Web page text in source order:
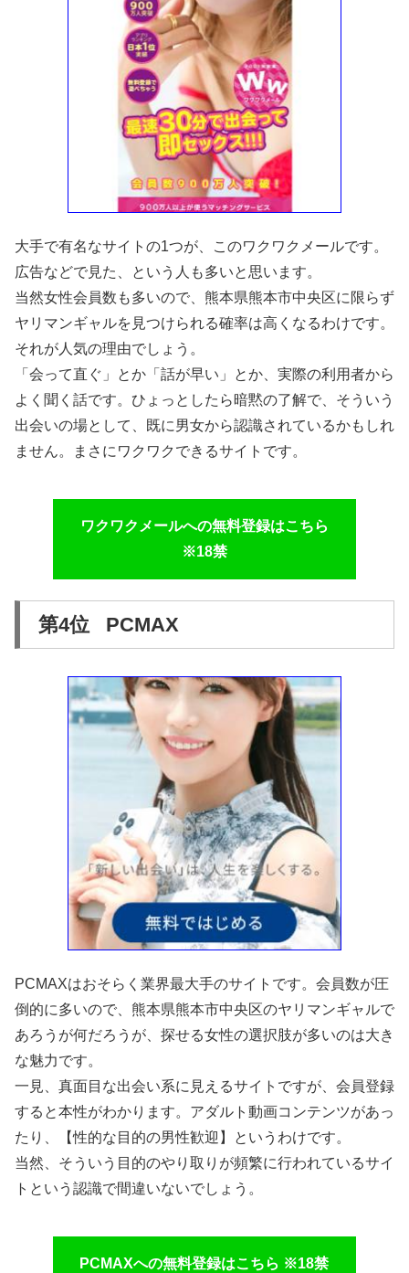
大手で有名なサイトの1つが、このワクワクメールです。
広告などで見た、という人も多いと思います。
当然女性会員数も多いので、熊本県熊本市中央区に限らず
ヤリマンギャルを見つけられる確率は高くなるわけです。
それが人気の理由でしょう。
「会って直ぐ」とか「話が早い」とか、実際の利用者から
よく聞く話です。ひょっとしたら暗黙の了解で、そういう
出会いの場として、既に男女から認識されているかもしれ
ません。まさにワクワクできるサイトです。
ワクワクメールへの無料登録はこちら
※18禁
第4位 PCMAX
PCMAXはおそらく業界最大手のサイトです。会員数が圧
倒的に多いので、熊本県熊本市中央区のヤリマンギャルで
あろうが何だろうが、探せる女性の選択肢が多いのは大き
な魅力です。
一見、真面目な出会い系に見えるサイトですが、会員登録
すると本性がわかります。アダルト動画コンテンツがあっ
たり、【性的な目的の男性歓迎】というわけです。
当然、そういう目的のやり取りが頻繁に行われているサイ
トという認識で間違いないでしょう。
PCMAXへの無料登録はこちら ※18禁